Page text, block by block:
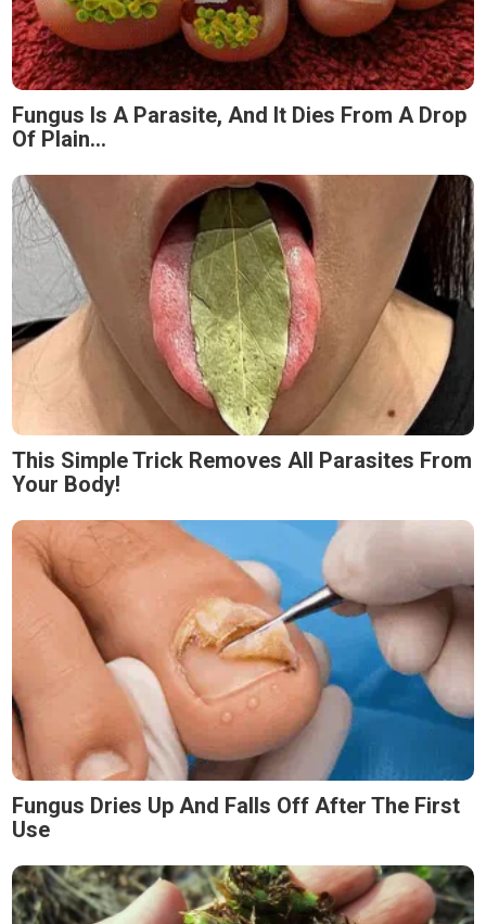
Fungus Is A Parasite, And It Dies From A Drop
Of Plain...
This Simple Trick Removes All Parasites From
Your Body!
Fungus Dries Up And Falls Off After The First
Use